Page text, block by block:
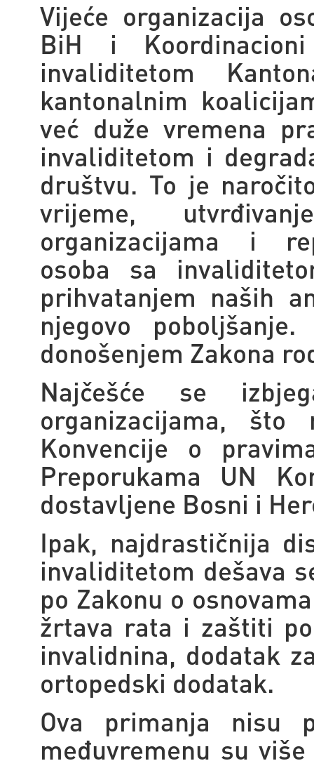
Vijeće organizacija
BiH i
invaliditetom
kantonalnim
već duže vremena
invaliditetom i
društvu. To je
vrijeme,
organizacijama i
osoba sa
prihvatanjem naših
njegovo
donošenjem Zakona
Najčešće se
organizacijama,
Konvencije o
Preporukama UN
dostavljene Bosni i
Ipak, najdrastičnija
invaliditetom dešava
po Zakonu o
žrtava rata i zaštiti
invalidnina, dodatak
ortopedski dodatak.
Ova primanja nisu
međuvremenu su